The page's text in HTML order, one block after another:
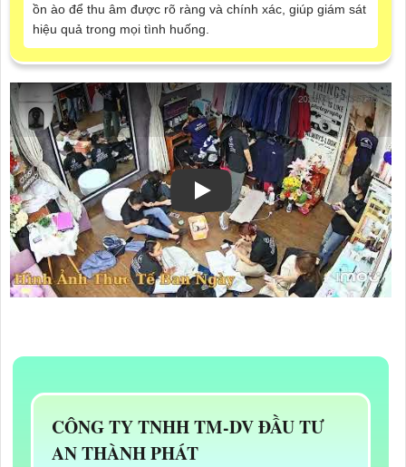
ồn ào để thu âm được rõ ràng và chính xác, giúp giám sát
hiệu quả trong mọi tình huống.
CÔNG TY TNHH TM-DV ĐẦU TƯ
AN THÀNH PHÁT